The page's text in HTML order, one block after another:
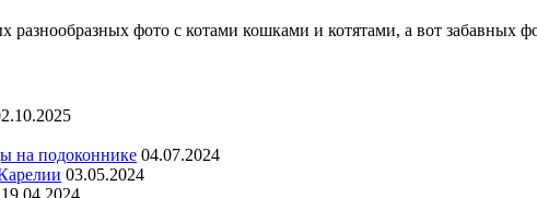
разнообразных фото с котами кошками и котятами, а вот забавных
на подоконнике 04.07.2024
03.05.2024
19.04.2024